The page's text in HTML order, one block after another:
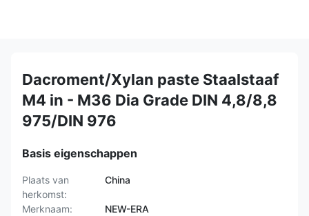
Dacroment/Xylan paste Staalstaaf
M4 in - M36 Dia Grade DIN 4,8/8,8
975/DIN 976
Basis eigenschappen
Plaats van
herkomst:
China
Merknaam:
NEW-ERA